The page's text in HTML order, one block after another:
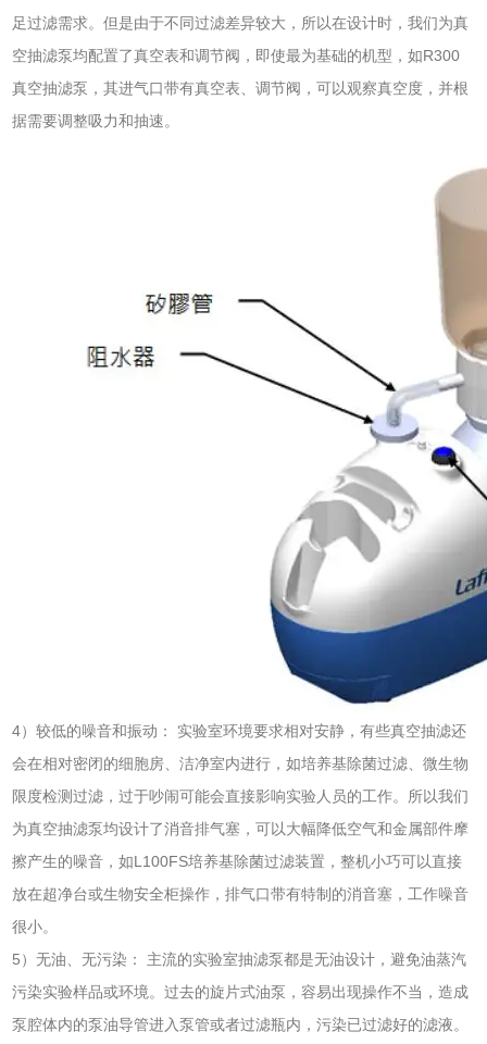
足过滤需求。但是由于不同过滤差异较大，所以在设计时，我们为真
空抽滤泵均配置了真空表和调节阀，即使最为基础的机型，如R300
真空抽滤泵，其进气口带有真空表、调节阀，可以观察真空度，并根
据需要调整吸力和抽速。
4）较低的噪音和振动： 实验室环境要求相对安静，有些真空抽滤还
会在相对密闭的细胞房、洁净室内进行，如培养基除菌过滤、微生物
限度检测过滤，过于吵闹可能会直接影响实验人员的工作。所以我们
为真空抽滤泵均设计了消音排气塞，可以大幅降低空气和金属部件摩
擦产生的噪音，如L100FS培养基除菌过滤装置，整机小巧可以直接
放在超净台或生物安全柜操作，排气口带有特制的消音塞，工作噪音
很小。
5）无油、无污染： 主流的实验室抽滤泵都是无油设计，避免油蒸汽
污染实验样品或环境。过去的旋片式油泵，容易出现操作不当，造成
泵腔体内的泵油导管进入泵管或者过滤瓶内，污染已过滤好的滤液。